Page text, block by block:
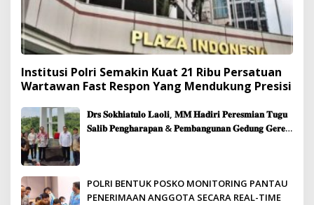
Institusi Polri Semakin Kuat 21 Ribu Persatuan
Wartawan Fast Respon Yang Mendukung Presisi
𝐃𝐫𝐬 𝐒𝐨𝐤𝐡𝐢𝐚𝐭𝐮𝐥𝐨 𝐋𝐚𝐨𝐥𝐢, 𝐌𝐌 𝐇𝐚𝐝𝐢𝐫𝐢 𝐏𝐞𝐫𝐞𝐬𝐦𝐢𝐚𝐧 𝐓𝐮𝐠𝐮
𝐒𝐚𝐥𝐢𝐛 𝐏𝐞𝐧𝐠𝐡𝐚𝐫𝐚𝐩𝐚𝐧 & 𝐏𝐞𝐦𝐛𝐚𝐧𝐠𝐮𝐧𝐚𝐧 𝐆𝐞𝐝𝐮𝐧𝐠 𝐆𝐞𝐫𝐞𝐣𝐚
POLRI BENTUK POSKO MONITORING PANTAU
PENERIMAAN ANGGOTA SECARA REAL-TIME